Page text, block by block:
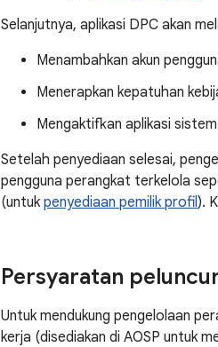
Selanjutnya, aplikasi DPC akan
Menambahkan akun
Menerapkan kepatuhan
Mengaktifkan aplikasi
Setelah penyediaan selesai,
pengguna perangkat terkelola
(untuk penyediaan pemilik profil).
Persyaratan
Untuk mendukung pengelolaan
kerja (disediakan di AOSP untuk